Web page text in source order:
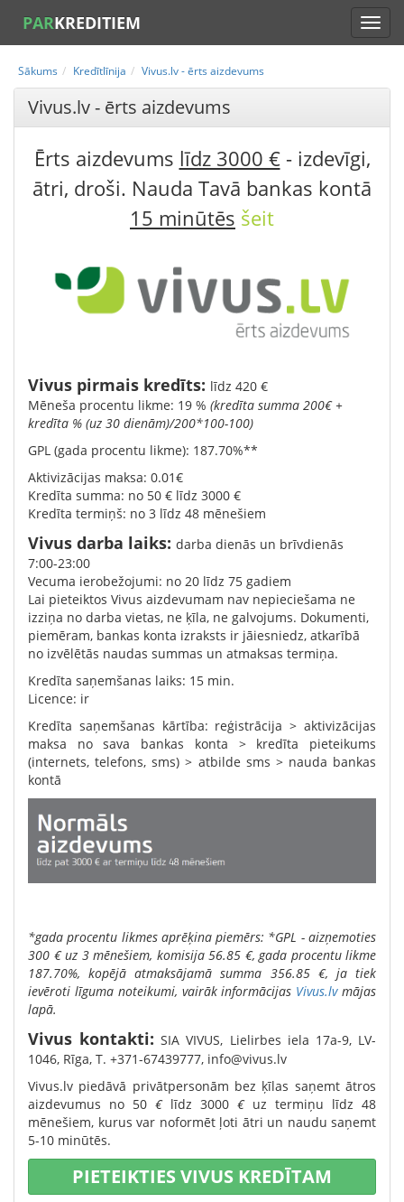
PARKREDITIEM
Sākums Kredītlīnija Vivus.lv - ērts aizdevums
Vivus.lv - ērts aizdevums
Ērts aizdevums līdz 3000 €- izdevīgi,
ātri, droši. Nauda Tavā bankas kontā
15 minūtēs šeit
Vivus pirmais kredīts: līdz 420 €
Mēneša procentu likme: 19 % (kredīta summa 200€ +
kredīta % (uz 30 dienām)/200*100-100)
GPL (gada procentu likme): 187.70%**
Aktivizācijas maksa: 0.01€
Kredīta summa: no 50 € līdz 3000 €
Kredīta termiņš: no 3 līdz 48 mēnešiem
Vivus darba laiks: darba dienās un brīvdienās
7:00-23:00
Vecuma ierobežojumi: no 20 līdz 75 gadiem
Lai pieteiktos Vivus aizdevumam nav nepieciešama ne
izziņa no darba vietas, ne ķīla, ne galvojums. Dokumenti,
piemēram, bankas konta izraksts ir jāiesniedz, atkarībā
no izvēlētās naudas summas un atmaksas termiņa.
Kredīta saņemšanas laiks: 15 min.
Licence: ir
Kredīta saņemšanas kārtība: reģistrācija > aktivizācijas
maksa no sava bankas konta > kredīta pieteikums
(internets, telefons, sms) > atbilde sms > nauda bankas
kontā
*gada procentu likmes aprēķina piemērs: *GPL - aizņemoties
300 € uz 3 mēnešiem, komisija 56.85 €, gada procentu likme
187.70%, kopējā atmaksājamā summa 356.85 €, ja tiek
ievēroti līguma noteikumi, vairāk informācijas Vivus.lvmājas
lapā.
Vivus kontakti: SIA VIVUS, Lielirbes iela 17a-9, LV-
1046, Rīga, T. +371-67439777, info@vivus.lv
Vivus.lv piedāvā privātpersonām bez ķīlas saņemt ātros
aizdevumus no 50 €līdz 3000 € uz termiņu līdz 48
mēnešiem, kurus var noformēt ļoti ātri un naudu saņemt
5-10 minūtēs.
PIETEIKTIES VIVUS KREDĪTAM